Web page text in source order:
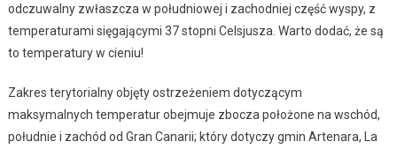
odczuwalny zwłaszcza w południowej i zachodniej część wyspy, z
temperaturami sięgającymi 37 stopni Celsjusza. Warto dodać, że są
to temperatury w cieniu!
Zakres terytorialny objęty ostrzeżeniem dotyczącym
maksymalnych temperatur obejmuje zbocza położone na wschód,
południe i zachód od Gran Canarii; który dotyczy gmin Artenara, La